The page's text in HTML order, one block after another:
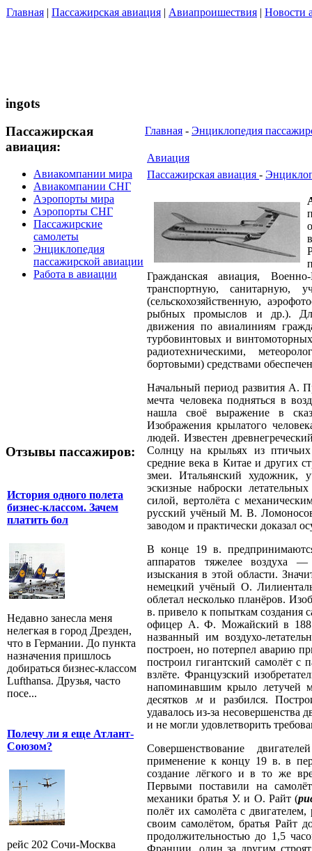
Главная | Пассажирская авиация | Авиапроишествия | Новости
ingots
Пассажирская
авиация:
Авиакомпании мира
Авиакомпании СНГ
Аэропорты мира
Аэропорты СНГ
Пассажирские
самолеты
Энциклопедия
пассажирской авиации
Работа в авиации
Отзывы пассажиров:
История одного полета
бизнес-классом. Зачем
платить бол
Недавно занесла меня
нелегкая в город Дрезден,
что в Германии. До пункта
назначения пришлось
добираться бизнес-классом
Lufthansa. Друзья, часто
посе...
Полечу ли я еще Атлант-
Союзом?
рейс 202 Сочи-Москва
Главная - Энциклопедия
Авиация
Пассажирская авиация -
Гражданская авиация,
транспортную, санитарную,
(сельскохозяйственную,
рыбных промыслов и др.). Для
движения по авиалиниям
турбовинтовых и
радиотехническими,
бортовыми) средствами
Начальный период развития А.
мечта человека подняться в
нашла своё выражение в
Изображения крылатого
людей. Известен
Солнцу на крыльях из
средние века в Китае и других
змеи. Итальянский
эскизные наброски
силой, вертолёта с
русский учёный М. В.
заводом и практически доказал
В конце 19 в.
аппаратов тяжелее воздуха —
изыскания в этой области.
немецкий учёный О.
облетал несколько планёров.
в. привело к попыткам создания
офицер А. Ф. Можайский в 1881
названный им воздухо-
построен, но потерпел аварию
построил гигантский самолёт
взлёте. Французский
напоминавшим крыло летучей
десятков ми разбился.
удавалось из-за
и не могли удовлетворить
Совершенствование
применение к концу 19 в. в
создание лёгкого и в то же
Первыми поставили на самолёт
механики братья У. и О. Райт (
полёт их самолёта с
своим самолётом, братья Райт
продолжительностью до 1,5
Франции, один за другим